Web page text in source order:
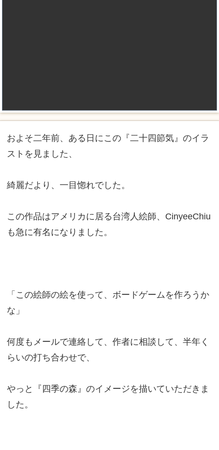
およそ二年前、ある日にこの『二十四節気』のイラ
ストを見ました、
綺麗だより、一目惚れでした。
この作品はアメリカに居る台湾人絵師、CinyeeChiu
も急に有名になりました。
「この絵師の絵を使って、ボードゲームを作ろうか
な」
何度もメールで連絡して、作者に相談して、半年く
らいの打ち合わせで、
やっと『四季の森』のイメージを描いていただきま
した。